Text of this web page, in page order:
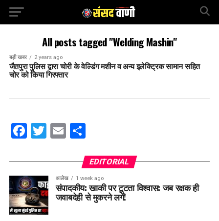
All posts tagged "Welding Mashin"
बड़ी खबर 2 years ago
जैतपुरा पुलिस द्वारा चोरी के वेल्डिंग मशीन व अन्य इलेक्ट्रिक सामान सहित
चोर को किया गिरफ्तार
Facebook
Twitter
EmailShare
EDITORIAL
आलेख 1 week ago
संपादकीय: खाकी पर टूटता विश्वास: जब रक्षक ही
जवाबदेही से मुकरने लगें!